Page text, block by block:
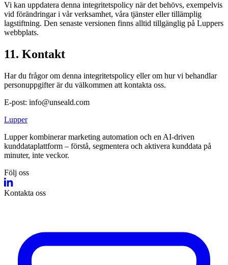
Vi kan uppdatera denna integritetspolicy när det behövs, exempelvis
vid förändringar i vår verksamhet, våra tjänster eller tillämplig
lagstiftning. Den senaste versionen finns alltid tillgänglig på Luppers
webbplats.
11. Kontakt
Har du frågor om denna integritetspolicy eller om hur vi behandlar
personuppgifter är du välkommen att kontakta oss.
E-post: info@unseald.com
Lupper
Lupper kombinerar marketing automation och en AI‑driven
kunddataplattform – förstå, segmentera och aktivera kunddata på
minuter, inte veckor.
Följ oss
Kontakta oss